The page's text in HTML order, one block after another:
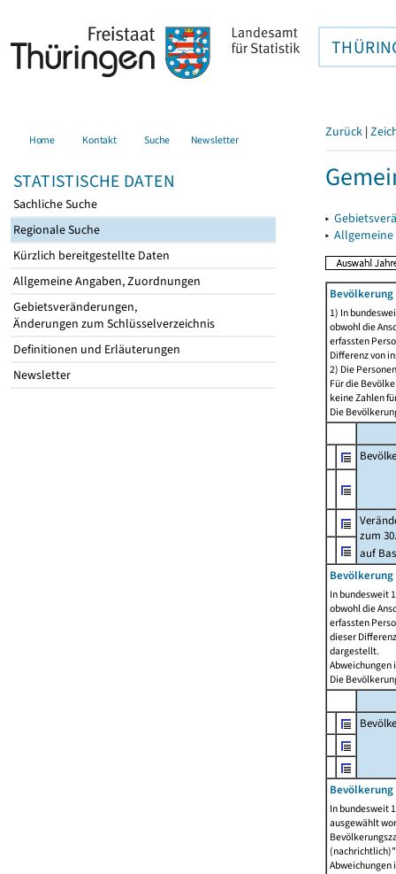
Home Kontakt Suche Newsletter
STATISTISCHE DATEN
Sachliche Suche
Regionale Suche
Kürzlich bereitgestellte Daten
Allgemeine Angaben, Zuordnungen
Gebietsveränderungen,
Änderungen zum Schlüsselverzeichnis
Definitionen und Erläuterungen
Newsletter
Zurück |
▸
▸
1) In
obwohl die
erfassten
Differenz von
2) Die
Für die
keine Zahlen
Die
zum
auf
Bevölkerung
In bundesweit
obwohl die
erfassten
dieser
dargestellt.
Abweichungen
Die
In bundesweit
ausgewählt
Abweichungen